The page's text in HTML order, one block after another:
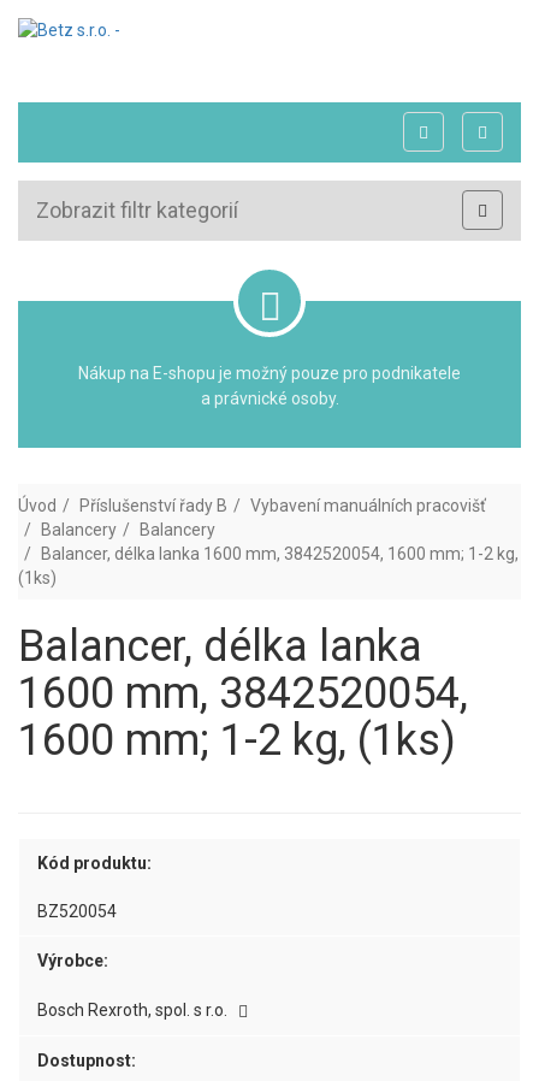
Zobrazit filtr kategorií
Nákup na E-shopu je možný pouze pro podnikatele
a právnické osoby.
Úvod Příslušenství řady B
Vybavení manuálních pracovišť
Balancery
Balancery
Balancer, délka lanka 1600 mm, 3842520054, 1600 mm; 1-2 kg,
(1ks)
Balancer, délka lanka
1600 mm, 3842520054,
1600 mm; 1-2 kg, (1ks)
Kód produktu:
BZ520054
Výrobce:
Bosch Rexroth, spol. s r.o.
Dostupnost: